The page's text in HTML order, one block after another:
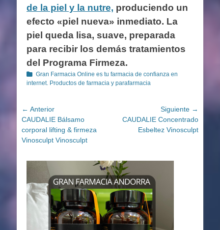
de la piel y la nutre, produciendo un
efecto «piel nueva» inmediato. La
piel queda lisa, suave, preparada
para recibir los demás tratamientos
del Programa Firmeza.
Categorías
Gran Farmacia Online es tu farmacia de confianza en
internet. Productos de farmacia y parafarmacia
Navegación
de
entradas
← Anterior
Entrada
anterior:
CAUDALIE Bálsamo
corporal lifting & firmeza
Vinosculpt Vinosculpt
Siguiente →
Entrada
siguiente:
CAUDALIE Concentrado
Esbeltez Vinosculpt